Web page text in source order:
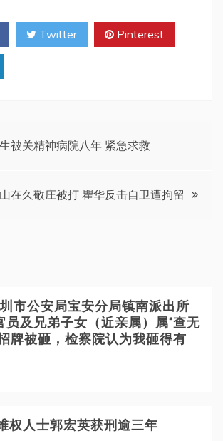
Twitter Pinterest
被关精神病院八年 紧急求救
在久敬庄被打 瞿华反击自卫遭拘留
市公安局宝安分局镇南派出所
员及兄弟子女（近亲属）属“查无
牌被砸，检察院认为我砸得有
权人士郭宏英获刑逾三年